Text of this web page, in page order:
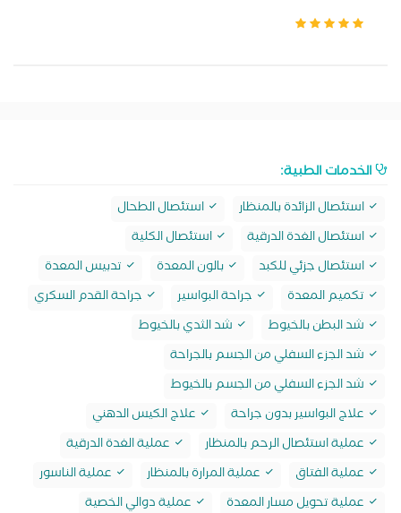
الخدمات الطبية:
استئصال الزائدة بالمنظار
استئصال الطحال
استئصال الغدة الدرقية
استئصال الكلية
استئصال جزئي للكبد
بالون المعدة
تدبيس المعدة
تكميم المعدة
جراحة البواسير
جراحة القدم السكري
شد البطن بالخيوط
شد الثدي بالخيوط
شد الجزء السفلي من الجسم بالجراحة
شد الجزء السفلي من الجسم بالخيوط
علاج البواسير بدون جراحة
علاج الكيس الدهني
عملية استئصال الرحم بالمنظار
عملية الغدة الدرقية
عملية الفتاق
عملية المرارة بالمنظار
عملية الناسور
عملية تحويل مسار المعدة
عملية دوالي الخصية